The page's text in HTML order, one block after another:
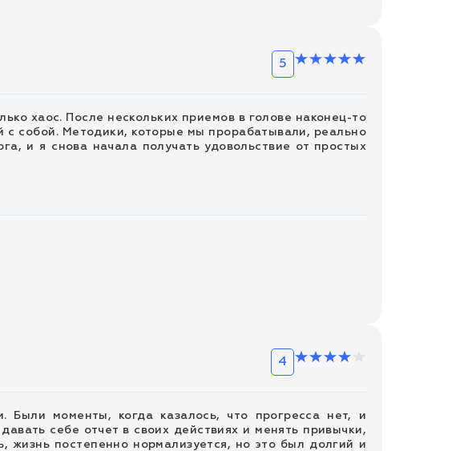
5
хаос. После нескольких приемов в голове наконец-то
с собой. Методики, которые мы прорабатывали, реально
и я снова начала получать удовольствие от простых
4
Были моменты, когда казалось, что прогресса нет, и
себе отчет в своих действиях и менять привычки,
жизнь постепенно нормализуется, но это был долгий и